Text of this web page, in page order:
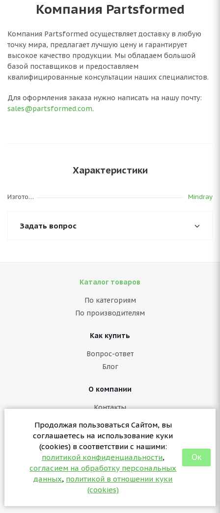
Продолжая пользоваться Сайтом, вы
соглашаетесь на использование куки
(cookies) в соответствии с нашими:
политикой конфиденциальности,
согласием на обработку персональных
данных, политикой в отношении куки
(cookies)
Ок
Компания Partsformed
Компания Partsformed осуществляет доставку в любую
точку мира, предлагает лучшую цену и гарантирует
высокое качество продукции. Мы обладаем большой
базой поставщиков и предоставляем
квалифицированные консультации наших специалистов.
Для оформления заказа нужно написать на нашу почту:
sales@partsformed.com.
Характеристики
Изготовитель Mindray
Задать вопрос
2026 © partsformed.com - запчасти для медицинского
Каталог товаров
По категориям
По производителям
Как купить
Вопрос-ответ
Блог
О компании
Контакты
Политика конфиденциальности
Согласие на обработку персональных данных
Политика в отношении куки (cookies)
+7 (3412) 57-07-29
sales@partsformed.com